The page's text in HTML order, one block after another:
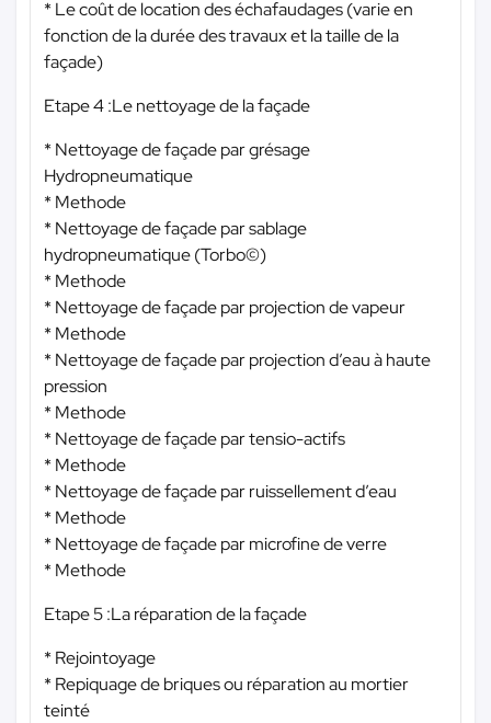
* Le coût de location des échafaudages (varie en
fonction de la durée des travaux et la taille de la
façade)
Etape 4 :Le nettoyage de la façade
* Nettoyage de façade par grésage
Hydropneumatique
* Methode
* Nettoyage de façade par sablage
hydropneumatique (Torbo©)
* Methode
* Nettoyage de façade par projection de vapeur
* Methode
* Nettoyage de façade par projection d’eau à haute
pression
* Methode
* Nettoyage de façade par tensio-actifs
* Methode
* Nettoyage de façade par ruissellement d’eau
* Methode
* Nettoyage de façade par microfine de verre
* Methode
Etape 5 :La réparation de la façade
* Rejointoyage
* Repiquage de briques ou réparation au mortier
teinté